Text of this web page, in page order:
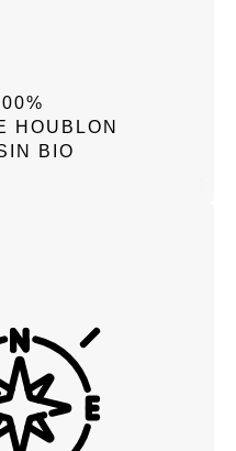
HOUBLON
BIO